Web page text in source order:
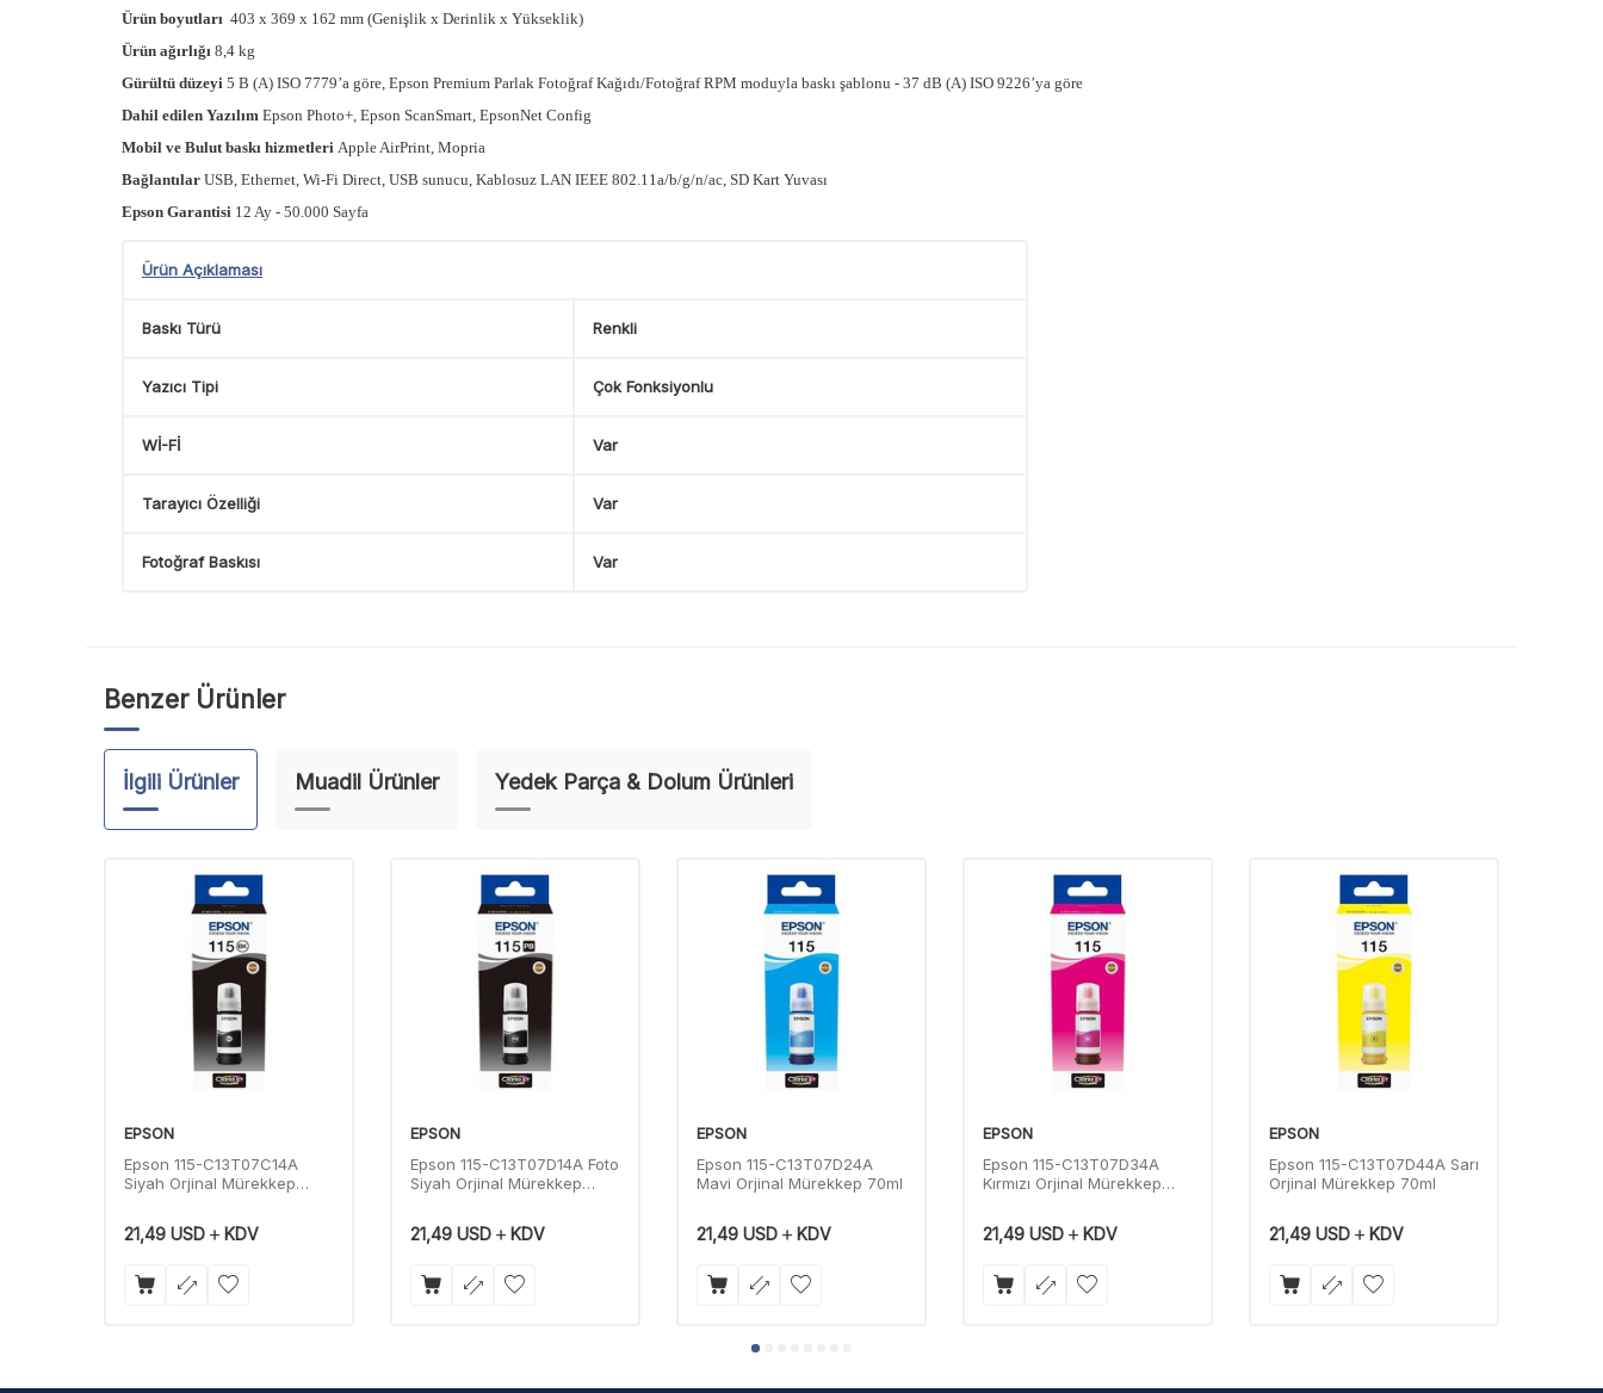
Ürün boyutları 403‎ x 369 x 162 mm (Genişlik x Derinlik x Yükseklik)
Ürün ağırlığı 8,4 kg
Gürültü düzeyi 5 B (A) ISO 7779’a göre, Epson Premium Parlak Fotoğraf Kağıdı/Fotoğraf RPM moduyla baskı şablonu - 37 dB (A) ISO 9226’ya göre
Dahil edilen Yazılım Epson Photo+, Epson ScanSmart, EpsonNet Config
Mobil ve Bulut baskı hizmetleri Apple AirPrint, Mopria
Bağlantılar USB, Ethernet, Wi-Fi Direct, USB sunucu, Kablosuz LAN IEEE 802.11a/b/g/n/ac, SD Kart Yuvası
Epson Garantisi 12 Ay - 50.000 Sayfa
Ürün Açıklaması
Baskı Türü Renkli
Yazıcı Tipi Çok Fonksiyonlu
Wİ-Fİ Var
Tarayıcı Özelliği Var
Fotoğraf Baskısı Var
Benzer Ürünler
İlgili Ürünler Muadil Ürünler Yedek Parça & Dolum Ürünleri
EPSON
Epson 115-C13T07C14A
Siyah Orjinal Mürekkep
21,49 USD KDV
EPSON
Epson 115-C13T07D14A Foto
Siyah Orjinal Mürekkep
21,49 USD KDV
EPSON
Epson 115-C13T07D24A
Mavi Orjinal Mürekkep 70ml
21,49 USD KDV
EPSON
Epson 115-C13T07D34A
Kırmızı Orjinal Mürekkep
21,49 USD KDV
EPSON
Epson 115-C13T07D44A Sarı
Orjinal Mürekkep 70ml
21,49 USD KDV